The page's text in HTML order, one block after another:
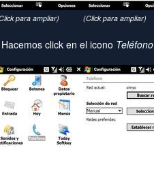
para ampliar) (Click para ampliar)
click en el icono Teléfono